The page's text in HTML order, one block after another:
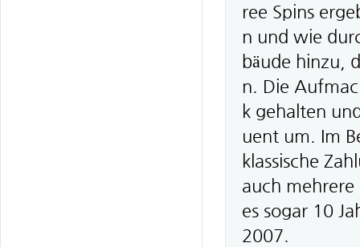
ree Spins
n und wie
bäude hinzu,
n. Die
k gehalten
uent um. Im
klassische
auch
es sogar 10
2007.